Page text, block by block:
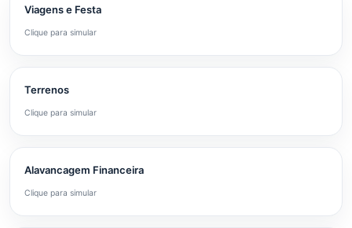
Viagens e Festa
Clique para simular
Terrenos
Clique para simular
Alavancagem Financeira
Clique para simular